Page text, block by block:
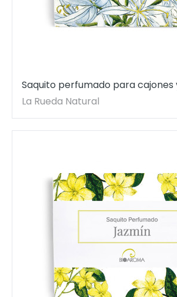
Saquito perfumado para cajones
Ylang Ylang BioAroma. 12,5 gr.
La Rueda Natural